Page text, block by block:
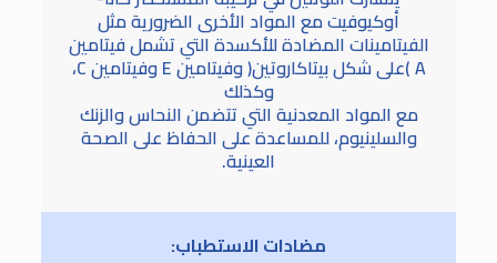
أوكيوفيت مع المواد الأخرى الضرورية مثل
الفيتامينات المضادة للأكسدة التي تشمل فيتامين
A )على شكل بيتاكاروتين( وفيتامين E وفيتامين C،
وكذلك
مع المواد المعدنية التي تتضمن النحاس والزنك
والسلينيوم، للمساعدة على الحفاظ على الصحة
العينية.
مضادات الاستطباب: